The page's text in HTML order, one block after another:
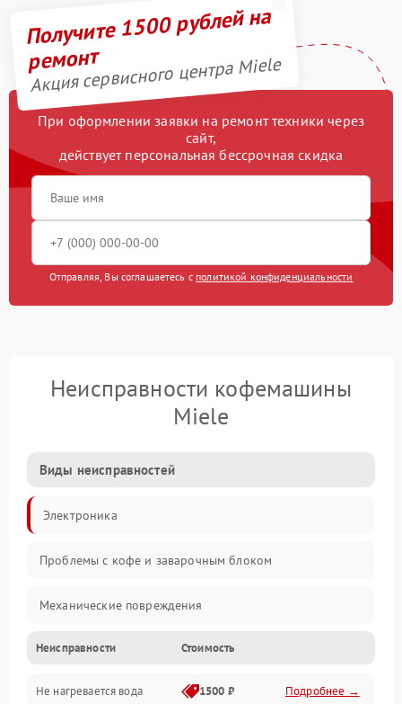
Получите 1500 рублей на
ремонт
Акция сервисного центра Miele
При оформлении заявки на ремонт техники через
сайт,
действует персональная бессрочная скидка
Отправляя, Вы соглашаетесь с политикой конфиденциальности
Неисправности кофемашины
Miele
Виды неисправностей
Электроника
Проблемы с кофе и заварочным блоком
Механические повреждения
Прочие неисправности
Включение и работа
Неисправности Стоимость
Не нагревается вода 1500 ₽ Подробнее →